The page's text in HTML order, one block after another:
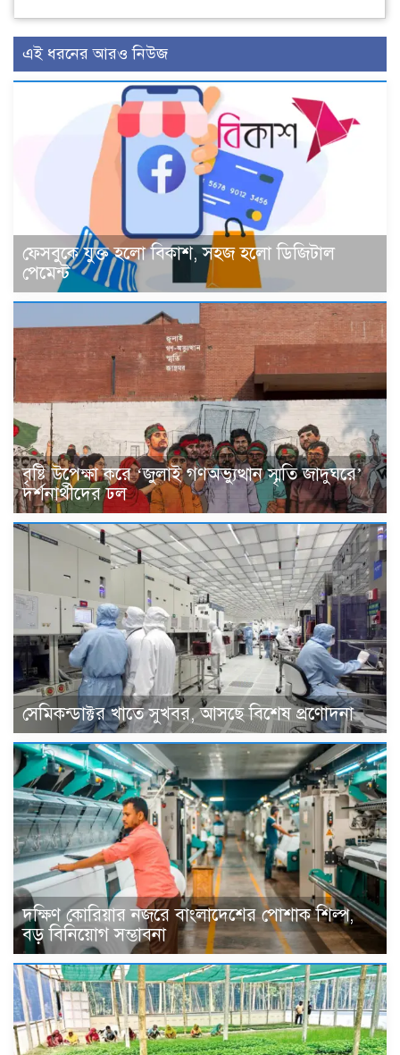
এই ধরনের আরও নিউজ
ফেসবুকে যুক্ত হলো বিকাশ, সহজ হলো ডিজিটাল
পেমেন্ট
বৃষ্টি উপেক্ষা করে ‘জুলাই গণঅভ্যুত্থান স্মৃতি জাদুঘরে’
দর্শনার্থীদের ঢল
সেমিকন্ডাক্টর খাতে সুখবর, আসছে বিশেষ প্রণোদনা
দক্ষিণ কোরিয়ার নজরে বাংলাদেশের পোশাক শিল্প,
বড় বিনিয়োগ সম্ভাবনা